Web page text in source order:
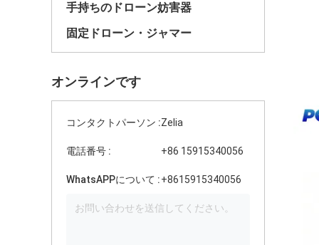
手持ちのドローン妨害器
固定ドローン・ジャマー
オンラインです
コンタクトパーソン :Zelia
電話番号 : +86 15915340056
WhatsAPPについて :+8615915340056